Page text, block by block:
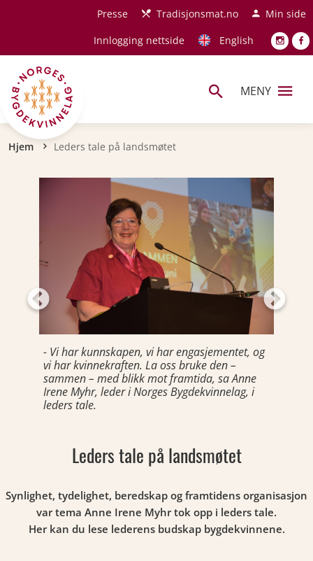
Hopp til hovedinnholdPresse Tradisjonsmat.no
Min side
Innlogging nettside
English
MENY
Navigasjonssti
Hjem Leders tale på landsmøtet
- Vi har kunnskapen, vi har engasjementet, og
vi har kvinnekraften. La oss bruke den –
sammen – med blikk mot framtida, sa Anne
Irene Myhr, leder i Norges Bygdekvinnelag, i
leders tale.
Leders tale på landsmøtet
Synlighet, tydelighet, beredskap og framtidens organisasjon
var tema Anne Irene Myhr tok opp i leders tale.
Her kan du lese lederens budskap bygdekvinnene.